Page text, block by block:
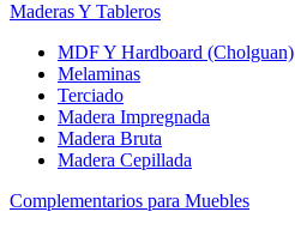
Maderas Y Tableros
MDF Y Hardboard (Cholguan)
Melaminas
Terciado
Madera Impregnada
Madera Bruta
Madera Cepillada
Complementarios para Muebles